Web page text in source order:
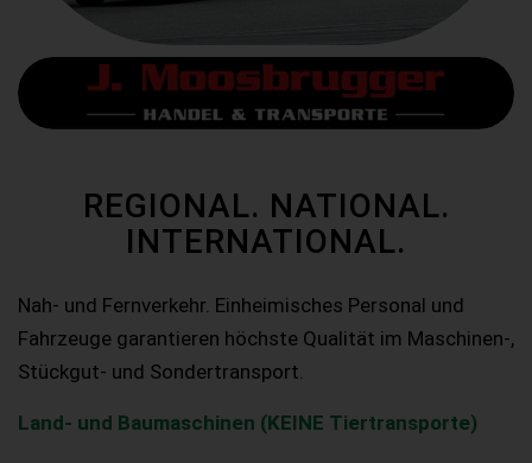
REGIONAL. NATIONAL.
INTERNATIONAL.
Nah- und Fernverkehr. Einheimisches Personal und
Fahrzeuge garantieren höchste Qualität im Maschinen-,
Stückgut- und Sondertransport.
Land- und Baumaschinen (KEINE Tiertransporte)